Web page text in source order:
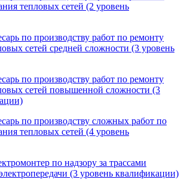
тепловых сетей (2 уровень
по производству работ по ремонту
сетей средней сложности (3 уровень
по производству работ по ремонту
сетей повышенной сложности (3
по производству сложных работ по
тепловых сетей (4 уровень
по надзору за трассами
(3 уровень квалификации)